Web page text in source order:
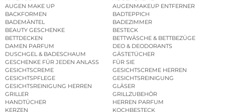
AFTER SUN
AUGENCREME
AUGEN MAKE UP
AUGENMAKEUP ENTFERNER
BACKFORMEN
BADTEPPICH
BADEMÄNTEL
BADEZIMMER
BEAUTY GESCHENKE
BESTECK
BETTDECKEN
BETTWÄSCHE & BETTBEZÜGE
DAMEN PARFUM
DEO & DEODORANTS
DUSCHGEL & BADESCHAUM
GÄSTETÜCHER
GESCHENKE FÜR JEDEN ANLASS
FÜR SIE
GESICHTSCREME
GESICHTSCREME HERREN
GESICHTSPFLEGE
GESICHTSREINIGUNG
GESICHTSREINIGUNG HERREN
GLÄSER
GRILLER
GRILLZUBEHÖR
HANDTÜCHER
HERREN PARFUM